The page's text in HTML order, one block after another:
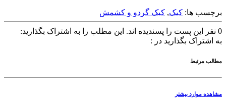
برچسب ها: کیک, کیک گردو و کشمش
0 نفر این پست را پسندیده اند. این مطلب را به اشتراک بگذارید:
به اشتراک بگذارید در :
مطالب مرتبط
مشاهده موارد بیشتر